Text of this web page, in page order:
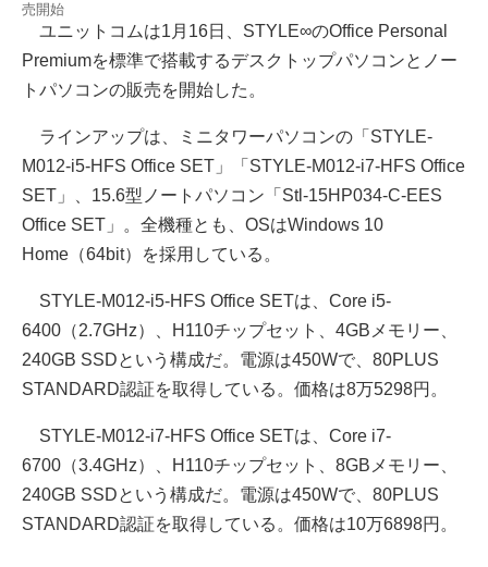
売開始
ユニットコムは1月16日、STYLE∞のOffice Personal
Premiumを標準で搭載するデスクトップパソコンとノー
トパソコンの販売を開始した。
ラインアップは、ミニタワーパソコンの「STYLE-
M012-i5-HFS Office SET」「STYLE-M012-i7-HFS Office
SET」、15.6型ノートパソコン「Stl-15HP034-C-EES
Office SET」。全機種とも、OSはWindows 10
Home（64bit）を採用している。
STYLE-M012-i5-HFS Office SETは、Core i5-
6400（2.7GHz）、H110チップセット、4GBメモリー、
240GB SSDという構成だ。電源は450Wで、80PLUS
STANDARD認証を取得している。価格は8万5298円。
STYLE-M012-i7-HFS Office SETは、Core i7-
6700（3.4GHz）、H110チップセット、8GBメモリー、
240GB SSDという構成だ。電源は450Wで、80PLUS
STANDARD認証を取得している。価格は10万6898円。